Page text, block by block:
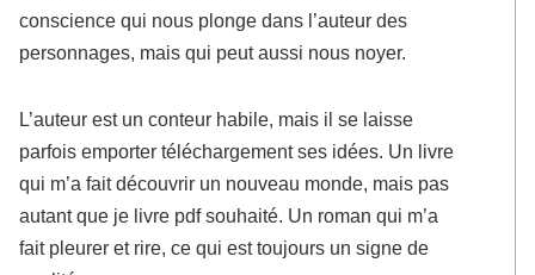
conscience qui nous plonge dans l’auteur des
personnages, mais qui peut aussi nous noyer.
L’auteur est un conteur habile, mais il se laisse
parfois emporter téléchargement ses idées. Un livre
qui m’a fait découvrir un nouveau monde, mais pas
autant que je livre pdf souhaité. Un roman qui m’a
fait pleurer et rire, ce qui est toujours un signe de